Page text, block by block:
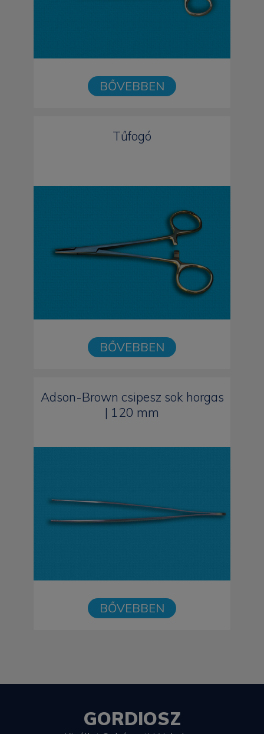
BŐVEBBEN
Tűfogó
BŐVEBBEN
Adson-Brown csipesz sok horgas
| 120 mm
BŐVEBBEN
GORDIOSZ